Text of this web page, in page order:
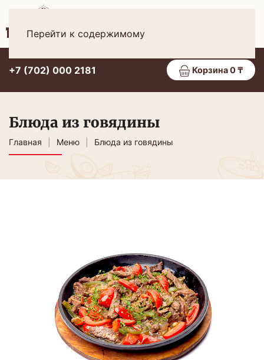
Перейти к содержимому
+7 (702) 000 2181 Корзина 0 ₸
Блюда из говядины
Главная Меню Блюда из говядины